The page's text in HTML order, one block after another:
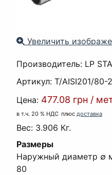
Увеличить
Производитель: LP
Артикул: T/AISI201/80-2
Цена: 477.08 грн /
в т.ч. 20 % НДС плюс доставка
Вес: 3.906 Кг.
Размеры
Наружный диаметр ∅
80